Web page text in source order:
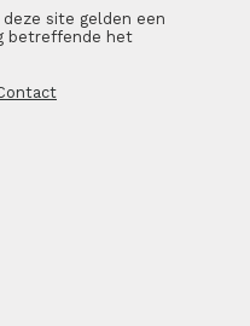
site gelden een
betreffende het